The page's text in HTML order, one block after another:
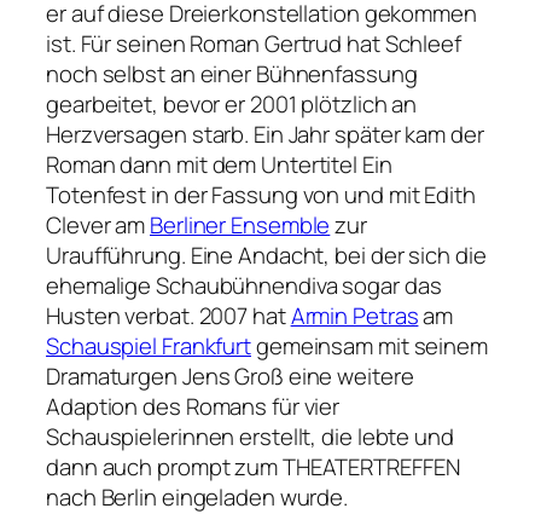
er auf diese Dreierkonstellation gekommen
ist. Für seinen RomanGertrud hat Schleef
noch selbst an einer Bühnenfassung
gearbeitet, bevor er 2001 plötzlich an
Herzversagen starb. Ein Jahr später kam der
Roman dann mit dem Untertitel Ein
Totenfestin der Fassung von und mit Edith
Clever amBerliner Ensemblezur
Uraufführung. Eine Andacht, bei der sich die
ehemalige Schaubühnendiva sogar das
Husten verbat. 2007 hatArmin Petrasam
Schauspiel Frankfurtgemeinsam mit seinem
Dramaturgen Jens Groß eine weitere
Adaption des Romans für vier
Schauspielerinnen erstellt, die lebte und
dann auch prompt zum THEATERTREFFEN
nach Berlin eingeladen wurde.